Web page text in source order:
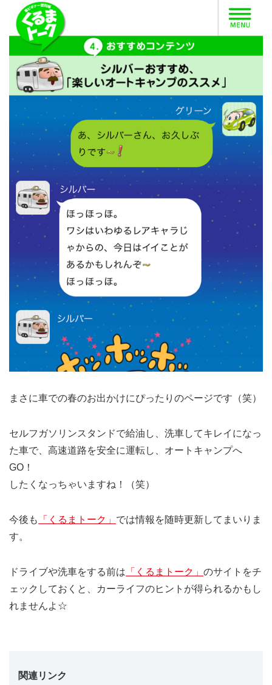
まさに車での春のお出かけにぴったりのページです（笑）
セルフガソリンスタンドで給油し、洗車してキレイになっ
た車で、高速道路を安全に運転し、オートキャンプへ
GO！
したくなっちゃいますね！（笑）
今後も 「くるまトーク」 では情報を随時更新してまいりま
す。
ドライブや洗車をする前は 「くるまトーク」 のサイトをチ
ェックしておくと、カーライフのヒントが得られるかもし
れませんよ☆
関連リンク